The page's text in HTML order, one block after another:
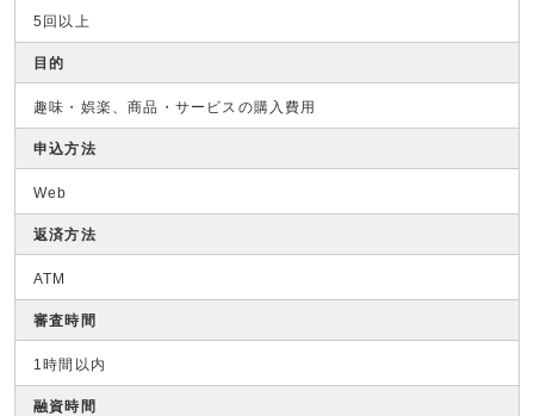
5回以上
目的
趣味・娯楽、商品・サービスの購入費用
申込方法
Web
返済方法
ATM
審査時間
1時間以内
融資時間